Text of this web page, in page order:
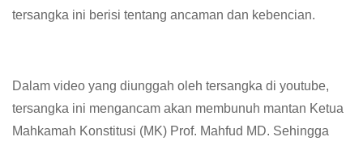
tersangka ini berisi tentang ancaman dan kebencian.
Dalam video yang diunggah oleh tersangka di youtube,
tersangka ini mengancam akan membunuh mantan Ketua
Mahkamah Konstitusi (MK) Prof. Mahfud MD. Sehingga